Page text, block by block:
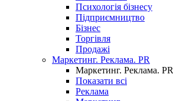
Психологія бізнесу
Підприємництво
Бізнес
Торгівля
Продажі
Маркетинг. Реклама. PR
Маркетинг. Реклама. PR
Показати всі
Реклама